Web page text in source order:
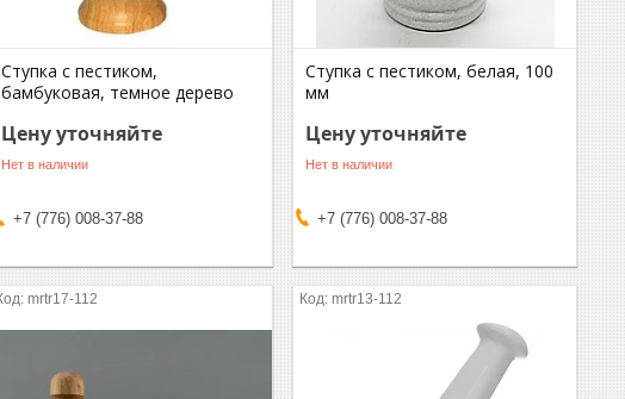
Ступка с пестиком,
бамбуковая, темное дерево
Цену уточняйте
Нет в наличии
+7 (776) 008-37-88
Ступка с пестиком, белая, 100
мм
Цену уточняйте
Нет в наличии
+7 (776) 008-37-88
mrtr17-112 mrtr13-112